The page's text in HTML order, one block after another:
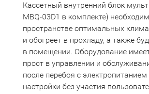
Кассетный внутренний блок
MBQ-03D1 в комплекте)
пространстве оптимальных
и обогреет в прохладу, а также
в помещении. Оборудование
прост в управлении и
после перебоя с
настройки без участия